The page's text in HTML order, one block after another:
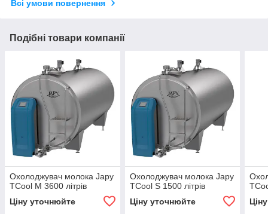
Всі умови повернення
Подібні товари компанії
Охолоджувач молока Japy
TCool M 3600 літрів
Ціну уточнюйте
Охолоджувач молока Japy
TCool S 1500 літрів
Ціну уточнюйте